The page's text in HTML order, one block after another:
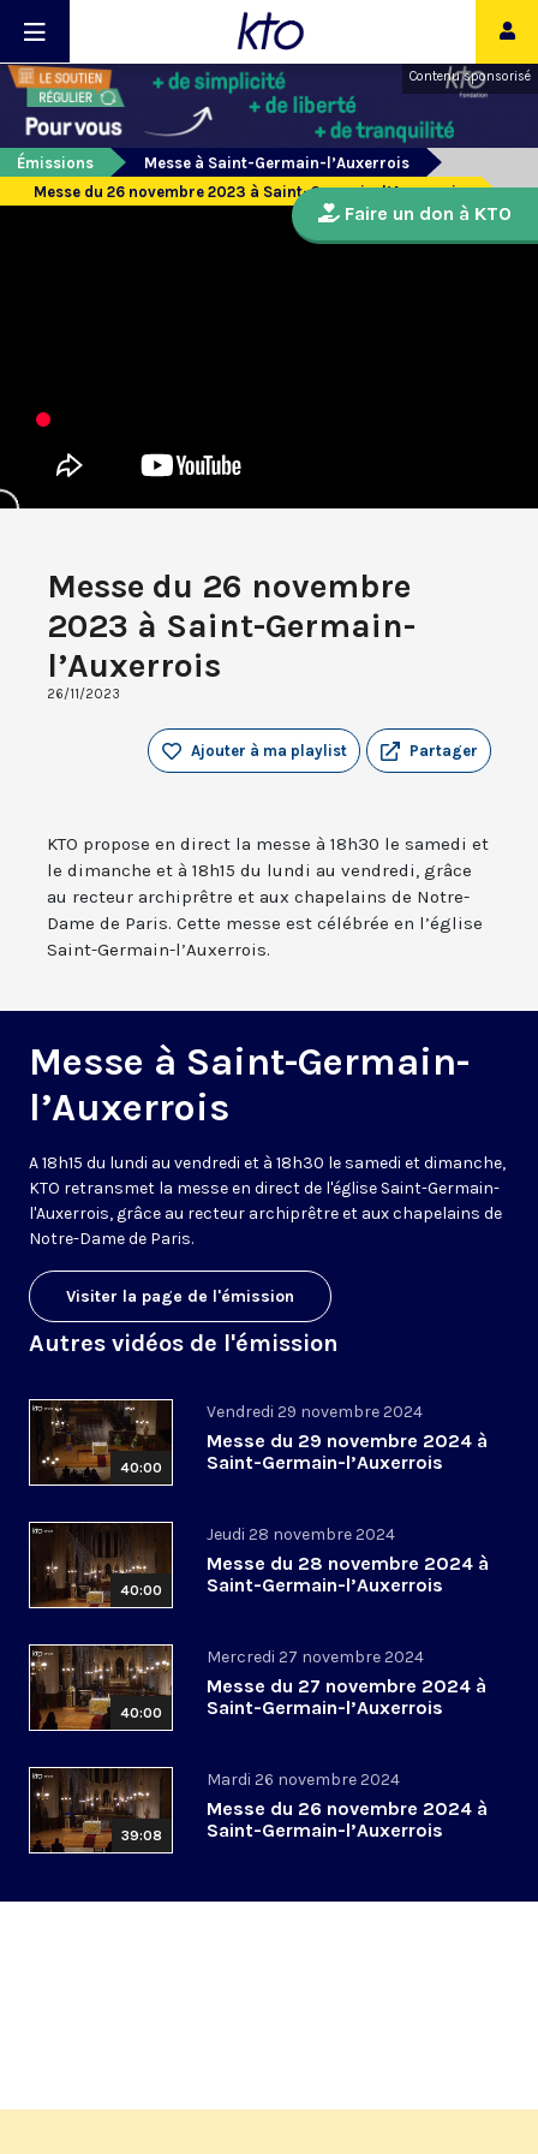
Contenu sponsorisé
Émissions
Messe à Saint-Germain-l’Auxerrois
Messe du 26 novembre 2023 à Saint-Germain-l’Auxerrois
Messe du 26 novembre
2023 à Saint-Germain-
l’Auxerrois
26/11/2023
Partager
Ajouter à ma playlist
KTO propose en direct la messe à 18h30 le samedi et
le dimanche et à 18h15 du lundi au vendredi, grâce
au recteur archiprêtre et aux chapelains de Notre-
Dame de Paris. Cette messe est célébrée en l’église
Saint-Germain-l’Auxerrois.
Messe à Saint-Germain-
l’Auxerrois
A 18h15 du lundi au vendredi et à 18h30 le samedi et dimanche,
KTO retransmet la messe en direct de l'église Saint-Germain-
l'Auxerrois, grâce au recteur archiprêtre et aux chapelains de
Notre-Dame de Paris.
Visiter la page de l'émission
Autres vidéos de l'émission
40:00
Vendredi 29 novembre 2024
Messe du 29 novembre 2024 à
Saint-Germain-l’Auxerrois
40:00
Jeudi 28 novembre 2024
Messe du 28 novembre 2024 à
Saint-Germain-l’Auxerrois
40:00
Mercredi 27 novembre 2024
Messe du 27 novembre 2024 à
Saint-Germain-l’Auxerrois
39:08
Mardi 26 novembre 2024
Messe du 26 novembre 2024 à
Saint-Germain-l’Auxerrois
Faire un don à KTO